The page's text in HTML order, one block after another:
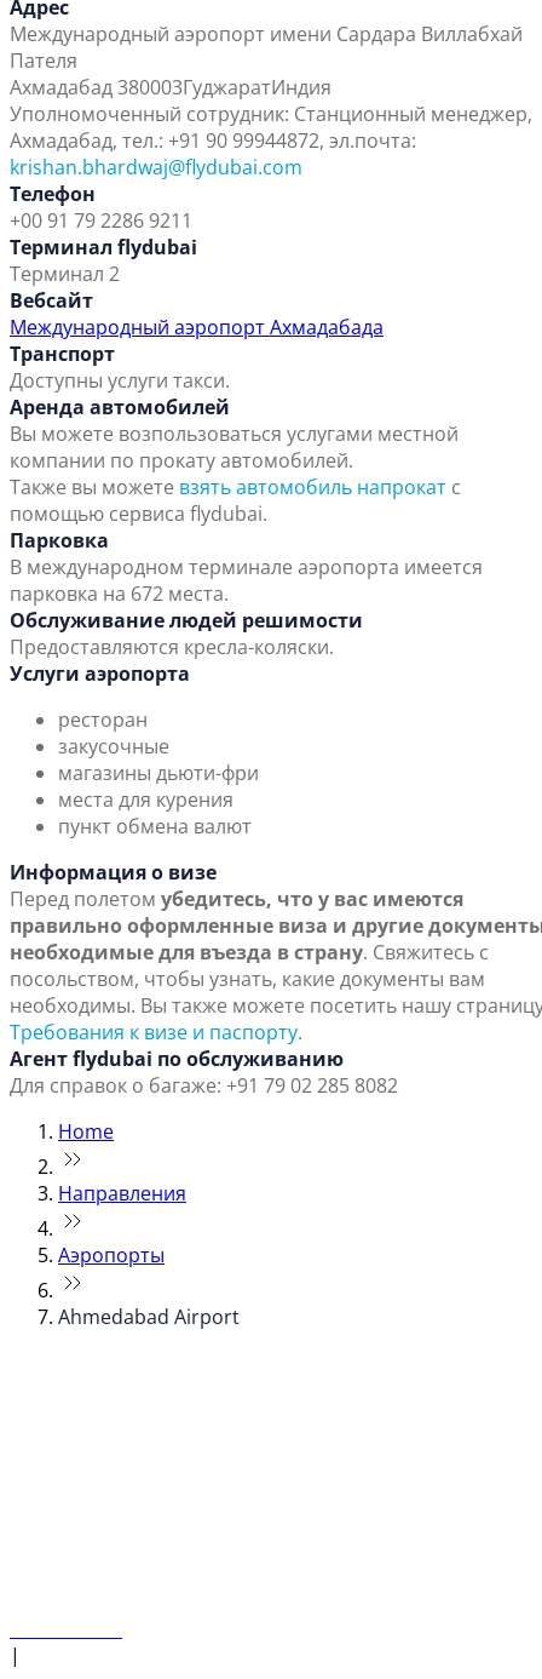
Адрес
Международный аэропорт имени Сардара Виллабхай
Пателя
Ахмадабад 380003ГуджаратИндия
Уполномоченный сотрудник: Станционный менеджер,
Ахмадабад, тел.: +91 90 99944872, эл.почта:
krishan.bhardwaj@flydubai.com
Телефон
+00 91 79 2286 9211
Терминал flydubai
Терминал 2
Вебсайт
Международный аэропорт Ахмадабада
Транспорт
Доступны услуги такси.
Аренда автомобилей
Вы можете возпользоваться услугами местной
компании по прокату автомобилей.
Также вы можете взять автомобиль напрокат с
помощью сервиса flydubai.
Парковка
В международном терминале аэропорта имеется
парковка на 672 места.
Обслуживание людей решимости
Предоставляются кресла-коляски.
Услуги аэропорта
ресторан
закусочные
магазины дьюти-фри
места для курения
пункт обмена валют
Информация о визе
Перед полетом убедитесь, что у вас имеются
правильно оформленные виза и другие
необходимые для въезда в страну. Свяжитесь с
посольством, чтобы узнать, какие документы вам
необходимы. Вы также можете посетить нашу
Требования к визе и паспорту.
Агент flydubai по обслуживанию
Для справок о багаже: +91 79 02 285 8082
Home
Направления
Аэропорты
Ahmedabad Airport
|